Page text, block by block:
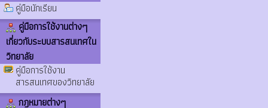
คู่มือนักเรียน
คู่มือการใช้งานต่างๆ
เกี่ยวกับระบบสารสนเทศใน
วิทยาลัย
คู่มือการใช้งาน
สารสนเทศของวิทยาลัย
กฎหมายต่างๆ